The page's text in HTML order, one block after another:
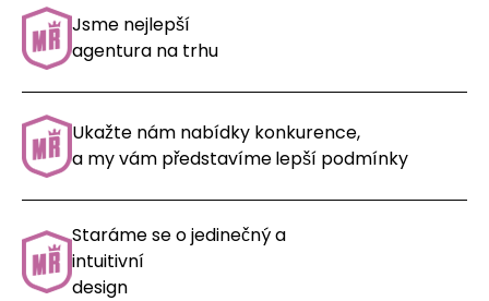
Jsme nejlepší
agentura na trhu
Ukažte nám nabídky konkurence,
a my vám představímelepší podmínky
Staráme se o jedinečný a
intuitivní
design